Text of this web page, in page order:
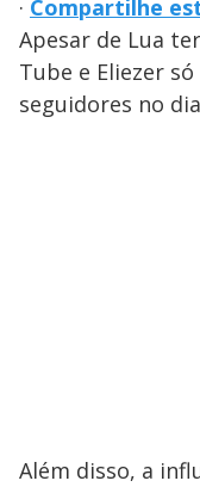
· Compartilhe
Apesar de Lua
Tube e Eliezer
seguidores no
Além disso, a